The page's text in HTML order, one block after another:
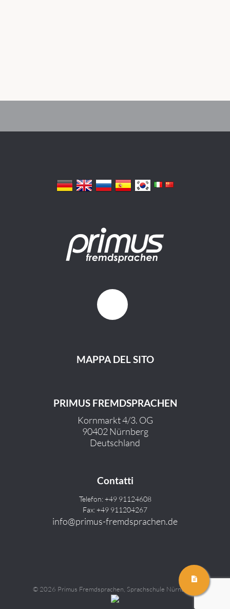
MAPPA DEL SITO
PRIMUS FREMDSPRACHEN
Kornmarkt 4/3. OG
90402 Nürnberg
Deutschland
Contatti
Telefon: +49 91124608
Fax: +49 911204267
info@primus-fremdsprachen.de
© 2026 Primus Fremdsprachen, Sprachschule Nürnbergv